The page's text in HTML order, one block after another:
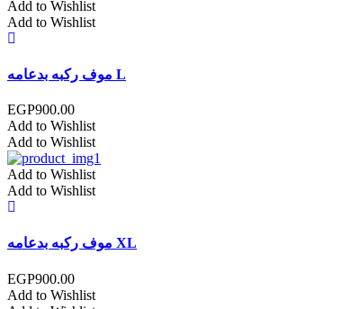
Add to Wishlist
Add to Wishlist
موف ركبه بدعامه L
EGP900.00
Add to Wishlist
Add to Wishlist
Add to Wishlist
Add to Wishlist
موف ركبه بدعامه XL
EGP900.00
Add to Wishlist